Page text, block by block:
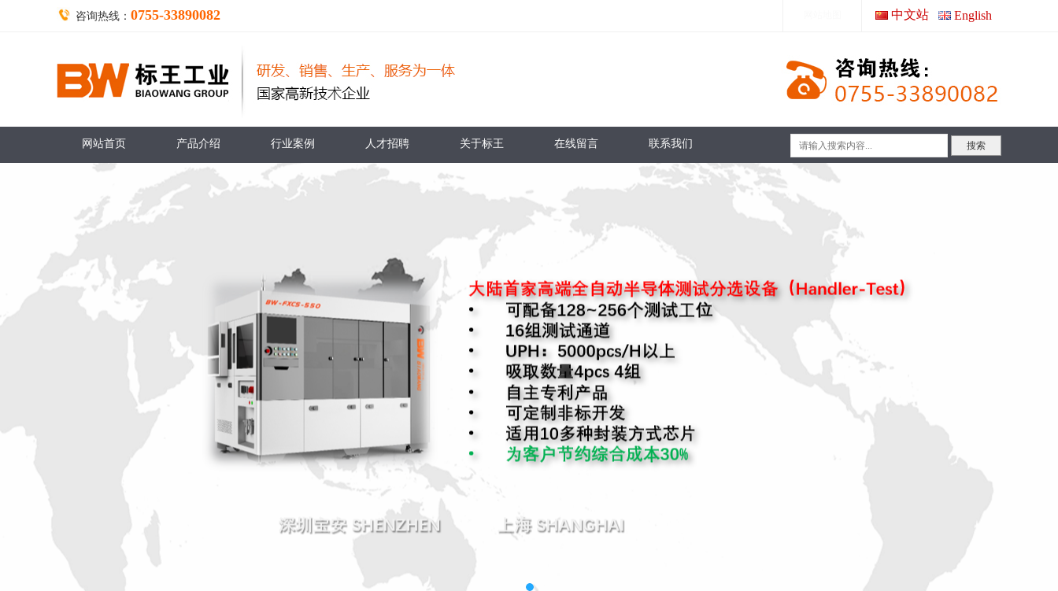
咨询热线： 0755-33890082 中文站 English
网站首页 产品介绍 行业案例 人才招聘 关于标王 在线留言 联系我们